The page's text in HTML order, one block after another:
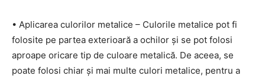
• Aplicarea culorilor metalice – Culorile metalice pot fi
folosite pe partea exterioară a ochilor și se pot folosi
aproape oricare tip de culoare metalică. De aceea, se
poate folosi chiar și mai multe culori metalice, pentru a